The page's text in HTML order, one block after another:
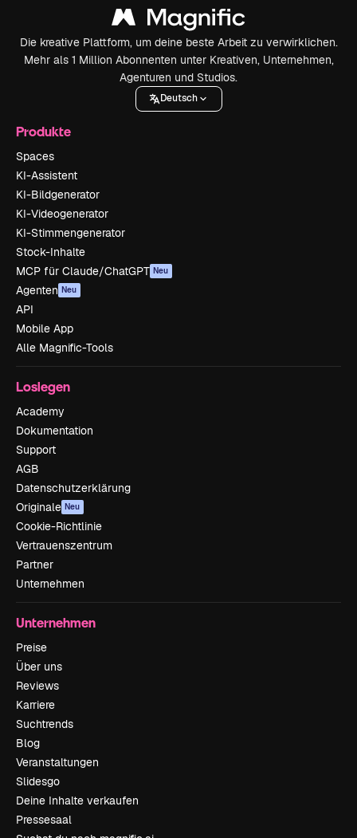
Die kreative Plattform, um deine beste Arbeit zu verwirklichen.
Mehr als 1 Million Abonnenten unter Kreativen, Unternehmen,
Agenturen und Studios.
Deutsch
Produkte
Spaces
KI-Assistent
KI-Bildgenerator
KI-Videogenerator
KI-Stimmengenerator
Stock-Inhalte
MCP für Claude/ChatGPT Neu
Agenten Neu
API
Mobile App
Alle Magnific-Tools
Loslegen
Academy
Dokumentation
Support
AGB
Datenschutzerklärung
Originale Neu
Cookie-Richtlinie
Vertrauenszentrum
Partner
Unternehmen
Unternehmen
Preise
Über uns
Reviews
Karriere
Suchtrends
Blog
Veranstaltungen
Slidesgo
Deine Inhalte verkaufen
Pressesaal